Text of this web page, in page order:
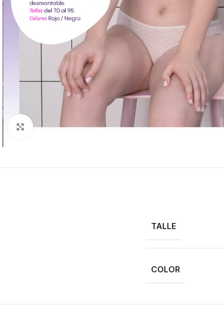
Clic para ampliar
TALLE
COLOR